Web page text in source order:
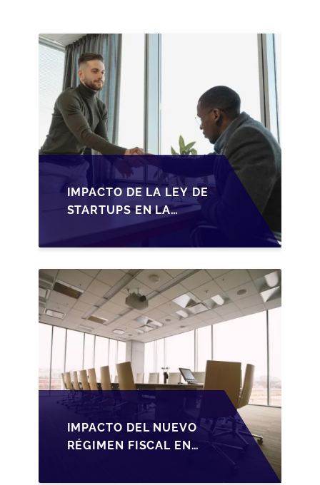
2026
IMPACTO DE LA LEY DE
STARTUPS EN LA
TRANSMISIÓN DE
PYMES ESPAÑOLAS
IMPACTO DEL NUEVO
RÉGIMEN FISCAL EN
PYMES EN ESPAÑA